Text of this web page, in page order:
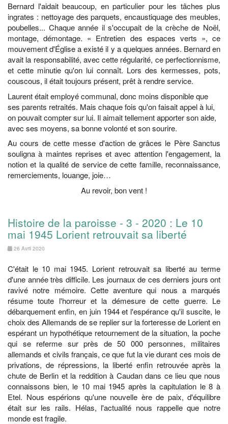
Bernard l'aidait beaucoup, en particulier pour les tâches plus
ingrates : nettoyage des parquets, encaustiquage des meubles,
poubelles... Chaque année il s'occupait de la crèche de Noël,
montage, démontage. « Entretien des espaces verts », ce
mouvement d'Église a existé il y a quelques années. Bernard en
avait la responsabilité, avec cette régularité, ce perfectionnisme,
et cette minutie qu'on lui connaît. Lors des kermesses, pots,
couscous, il était toujours présent, prêt à rendre service.
Laurent était employé communal, donc moins disponible que
ses parents retraités. Mais chaque fois qu'on faisait appel à lui,
on pouvait compter sur lui. Il aimait tellement apporter son aide,
avec ses moyens, sa bonne volonté et son sourire.
Au cours de cette messe d'action de grâces le Père Sanctus
souligna à maintes reprises et avec attention l'engagement, la
notion et la qualité de service de cette famille, reconnaissance,
remerciements, louange, joie…
Au revoir, bon vent !
Histoire de la paroisse - 3 - 2020 : Le 10
mai 1945 Lorient retrouvait sa liberté
26 Avril 2020
C'était le 10 mai 1945. Lorient retrouvait sa liberté au terme
d'une année très difficile. Les journaux de ces derniers jours ont
ravivé notre mémoire. Cette aventure qui nous a marqués
résume toute l'horreur et la démesure de cette guerre. Le
débarquement enfin, en juin 1944 et l'espérance qu'il suscite, le
choix des Allemands de se replier sur la forteresse de Lorient en
espérant un hypothétique retournement de la situation, la poche
qui se referme sur près de 50 000 personnes, militaires
allemands et civils français, ce que fut la vie durant ces mois de
privations, de répressions, la liberté enfin retrouvée après la
chute de Berlin et la reddition à Caudan dans ce lieu que nous
connaissons bien, le 10 mai 1945 après la capitulation le 8 à
Etel. Nous espérions qu'une nouvelle ère de paix, d'équilibre
était sur les rails. Hélas, l'actualité nous rappelle que notre
monde est fragile.